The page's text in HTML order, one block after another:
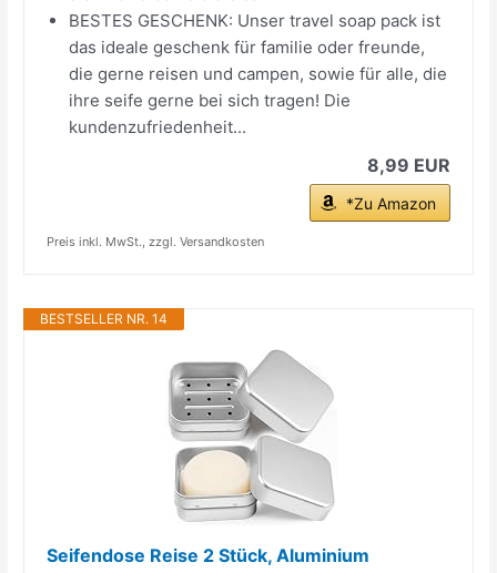
BESTES GESCHENK: Unser travel soap pack ist
das ideale geschenk für familie oder freunde,
die gerne reisen und campen, sowie für alle, die
ihre seife gerne bei sich tragen! Die
kundenzufriedenheit...
8,99 EUR
*Zu Amazon
Preis inkl. MwSt., zzgl. Versandkosten
BESTSELLER NR. 14
Seifendose Reise 2 Stück, Aluminium